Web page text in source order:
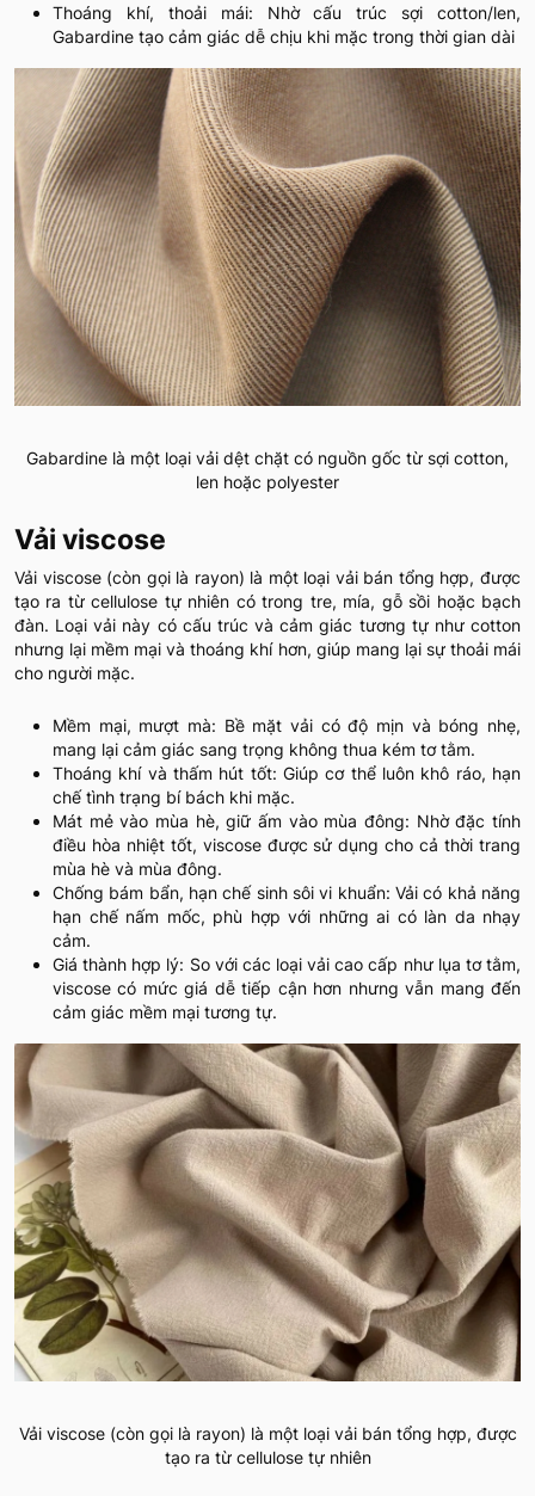
Thoáng khí, thoải mái: Nhờ cấu trúc sợi cotton/len,
Gabardine tạo cảm giác dễ chịu khi mặc trong thời gian dài
Gabardine là một loại vải dệt chặt có nguồn gốc từ sợi cotton,
len hoặc polyester
Vải viscose
Vải viscose (còn gọi là rayon) là một loại vải bán tổng hợp, được
tạo ra từ cellulose tự nhiên có trong tre, mía, gỗ sồi hoặc bạch
đàn. Loại vải này có cấu trúc và cảm giác tương tự như cotton
nhưng lại mềm mại và thoáng khí hơn, giúp mang lại sự thoải mái
cho người mặc.
Mềm mại, mượt mà: Bề mặt vải có độ mịn và bóng nhẹ,
mang lại cảm giác sang trọng không thua kém tơ tằm.
Thoáng khí và thấm hút tốt: Giúp cơ thể luôn khô ráo, hạn
chế tình trạng bí bách khi mặc.
Mát mẻ vào mùa hè, giữ ấm vào mùa đông: Nhờ đặc tính
điều hòa nhiệt tốt, viscose được sử dụng cho cả thời trang
mùa hè và mùa đông.
Chống bám bẩn, hạn chế sinh sôi vi khuẩn: Vải có khả năng
hạn chế nấm mốc, phù hợp với những ai có làn da nhạy
cảm.
Giá thành hợp lý: So với các loại vải cao cấp như lụa tơ tằm,
viscose có mức giá dễ tiếp cận hơn nhưng vẫn mang đến
cảm giác mềm mại tương tự.
Vải viscose (còn gọi là rayon) là một loại vải bán tổng hợp, được
tạo ra từ cellulose tự nhiên